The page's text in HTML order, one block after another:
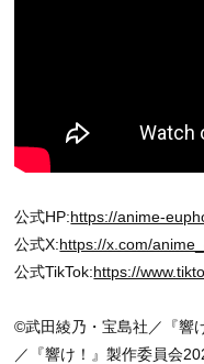
公式HP:https://anime-
公式X:https://x.com/
公式TikTok:https://
©武田綾乃・宝島社／『
／『響け！』製作委員会